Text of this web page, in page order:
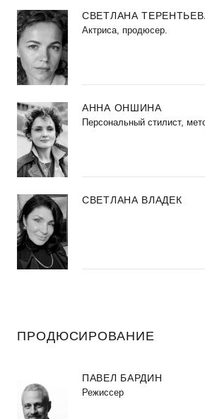
СВЕТЛАНА
Актриса, продюсер.
АННА ОНШИНА
Персональный стилист,
СВЕТЛАНА ВЛАДЕК
ПРОДЮСИРОВАНИЕ
ПАВЕЛ БАРДИН
Режиссер